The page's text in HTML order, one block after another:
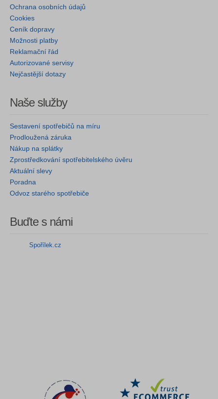
Ochrana osobních údajů
Cookies
Ceník dopravy
Možnosti platby
Reklamační řád
Autorizované servisy
Nejčastější dotazy
Naše služby
Sestavení spotřebičů na míru
Prodloužená záruka
Nákup na splátky
Zprostředkování spotřebitelského úvěru
Aktuální slevy
Poradna
Odvoz starého spotřebiče
Buďte s námi
Spořílek.cz